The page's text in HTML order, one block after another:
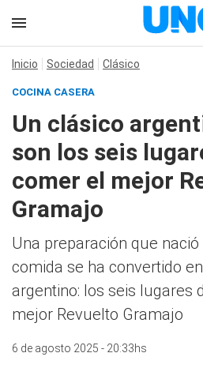
Inicio Sociedad Clásico
COCINA CASERA
Un clásico
son los seis
comer el mejor
Gramajo
Una preparación que
comida se ha convertido
argentino: los seis lugares
mejor Revuelto Gramajo
6 de agosto 2025 - 20:33hs